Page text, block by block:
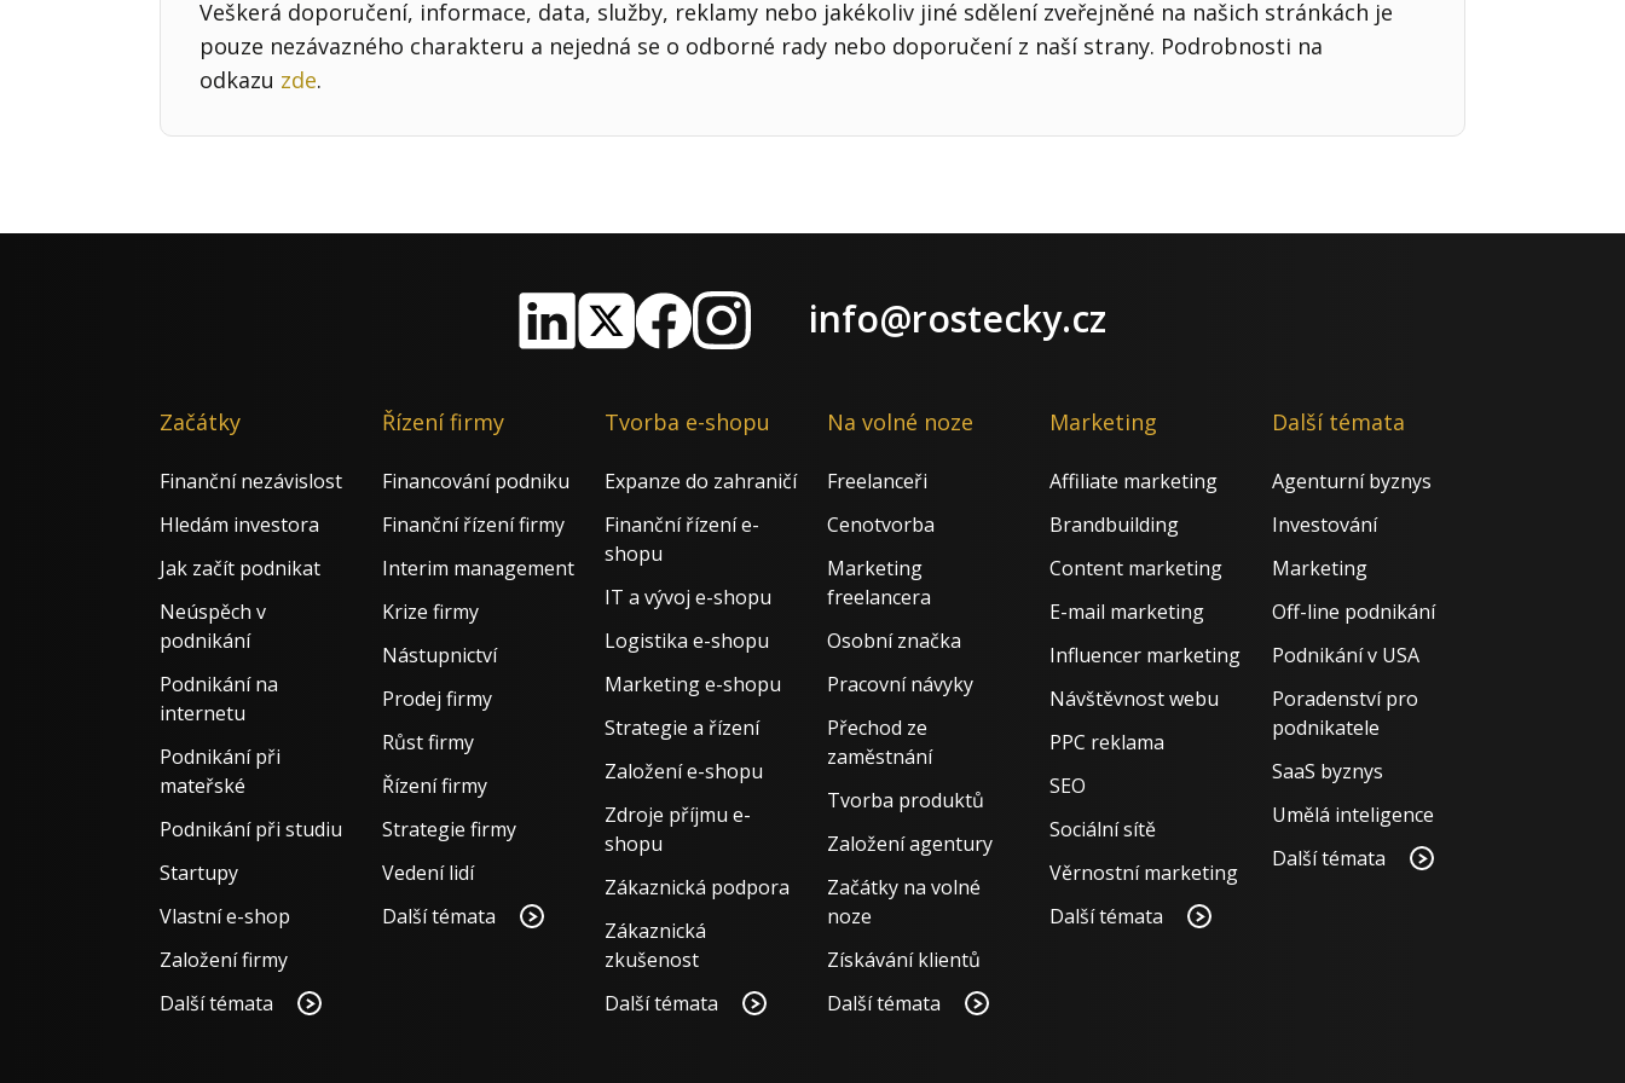
Veškerá doporučení, informace, data, služby, reklamy nebo jakékoliv jiné sdělení zveřejněné na našich stránkách je
pouze nezávazného charakteru a nejedná se o odborné rady nebo doporučení z naší strany. Podrobnosti na
odkazu zde.
info@rostecky.cz
Začátky
Finanční nezávislost
Hledám investora
Jak začít podnikat
Neúspěch v
podnikání
Podnikání na
internetu
Podnikání při
mateřské
Podnikání při studiu
Startupy
Vlastní e-shop
Založení firmy
Další témata
Řízení firmy
Financování podniku
Finanční řízení firmy
Interim management
Krize firmy
Nástupnictví
Prodej firmy
Růst firmy
Řízení firmy
Strategie firmy
Vedení lidí
Další témata
Tvorba e-shopu
Expanze do zahraničí
Finanční řízení e-
shopu
IT a vývoj e-shopu
Logistika e-shopu
Marketing e-shopu
Strategie a řízení
Založení e-shopu
Zdroje příjmu e-
shopu
Zákaznická podpora
Zákaznická
zkušenost
Další témata
Na volné noze
Freelanceři
Cenotvorba
Marketing
freelancera
Osobní značka
Pracovní návyky
Přechod ze
zaměstnání
Tvorba produktů
Založení agentury
Začátky na volné
noze
Získávání klientů
Další témata
Marketing
Affiliate marketing
Brandbuilding
Content marketing
E-mail marketing
Influencer marketing
Návštěvnost webu
PPC reklama
SEO
Sociální sítě
Věrnostní marketing
Další témata
Další témata
Agenturní byznys
Investování
Marketing
Off-line podnikání
Podnikání v USA
Poradenství pro
podnikatele
SaaS byznys
Umělá inteligence
Další témata